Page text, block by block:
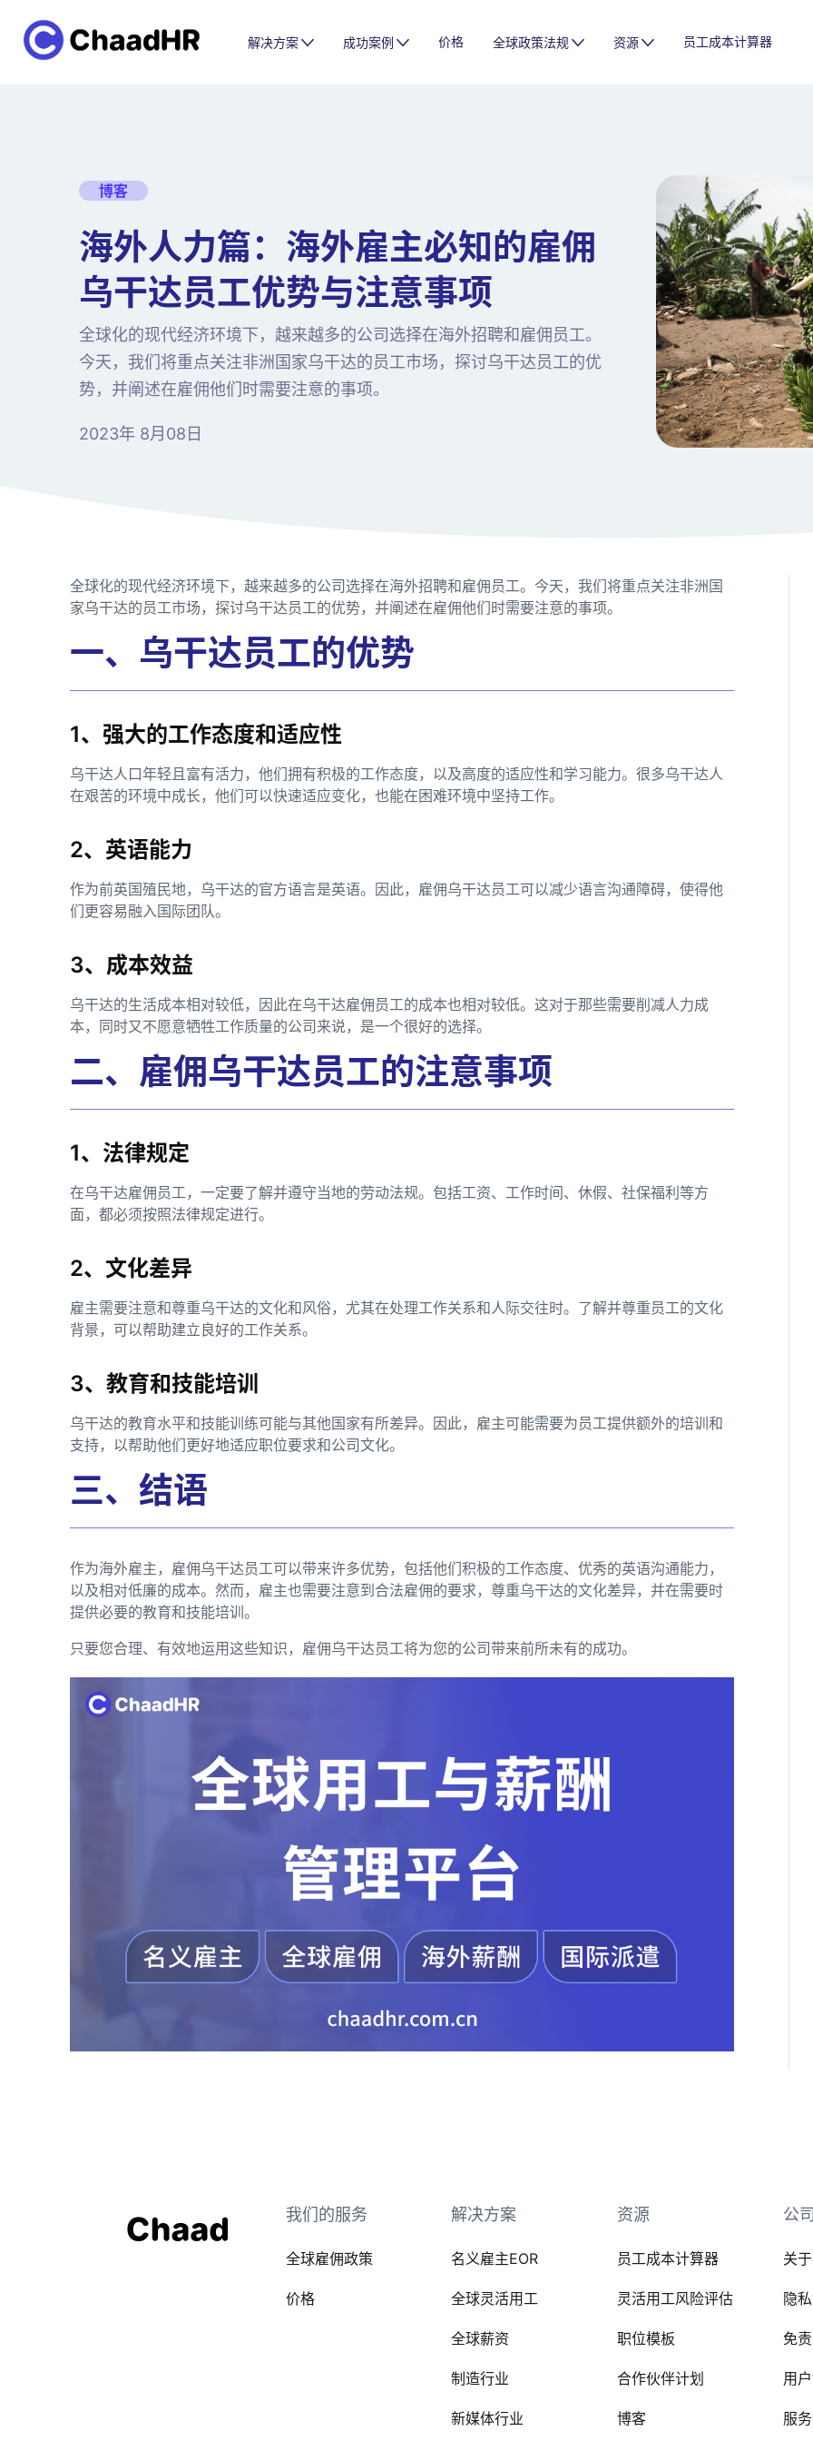
解决方案 成功案例 价格 全球政策法规 资源 员工成本计算器
博客
海外人力篇：海外雇主必知的雇佣
乌干达员工优势与注意事项
全球化的现代经济环境下，越来越多的公司选择在海外招聘和雇佣员工。
今天，我们将重点关注非洲国家乌干达的员工市场，探讨乌干达员工的优
势，并阐述在雇佣他们时需要注意的事项。
2023年 8月08日
全球化的现代经济环境下，越来越多的公司选择在海外招聘和雇佣员工。今天，我们将重点关注非洲国
家乌干达的员工市场，探讨乌干达员工的优势，并阐述在雇佣他们时需要注意的事项。
一、乌干达员工的优势
1、强大的工作态度和适应性
乌干达人口年轻且富有活力，他们拥有积极的工作态度，以及高度的适应性和学习能力。很多乌干达人
在艰苦的环境中成长，他们可以快速适应变化，也能在困难环境中坚持工作。
2、英语能力
作为前英国殖民地，乌干达的官方语言是英语。因此，雇佣乌干达员工可以减少语言沟通障碍，使得他
们更容易融入国际团队。
3、成本效益
乌干达的生活成本相对较低，因此在乌干达雇佣员工的成本也相对较低。这对于那些需要削减人力成
本，同时又不愿意牺牲工作质量的公司来说，是一个很好的选择。
二、雇佣乌干达员工的注意事项
1、法律规定
在乌干达雇佣员工，一定要了解并遵守当地的劳动法规。包括工资、工作时间、休假、社保福利等方
面，都必须按照法律规定进行。
2、文化差异
雇主需要注意和尊重乌干达的文化和风俗，尤其在处理工作关系和人际交往时。了解并尊重员工的文化
背景，可以帮助建立良好的工作关系。
3、教育和技能培训
乌干达的教育水平和技能训练可能与其他国家有所差异。因此，雇主可能需要为员工提供额外的培训和
支持，以帮助他们更好地适应职位要求和公司文化。
三、结语
作为海外雇主，雇佣乌干达员工可以带来许多优势，包括他们积极的工作态度、优秀的英语沟通能力，
以及相对低廉的成本。然而，雇主也需要注意到合法雇佣的要求，尊重乌干达的文化差异，并在需要时
提供必要的教育和技能培训。
只要您合理、有效地运用这些知识，雇佣乌干达员工将为您的公司带来前所未有的成功。
我们的服务
全球雇佣政策
价格
解决方案
名义雇主EOR
全球灵活用工
全球薪资
制造行业
新媒体行业
资源
员工成本计算器
灵活用工风险评估
职位模板
合作伙伴计划
博客
公
关
隐
免
用
服